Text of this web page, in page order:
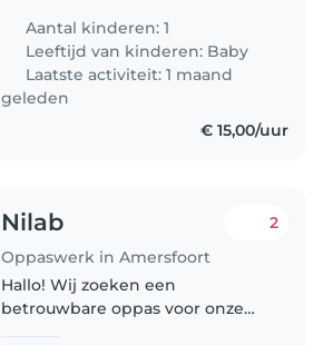
energetic 1-year-old. As
multilingual parents who speak
Dutch, English, and Mandarin,
we'd..
Aantal kinderen: 1
Leeftijd van kinderen: Baby
Laatste activiteit: 1 maand
geleden
€ 15,00/uur
Nilab
Oppaswerk in Amersfoort
2
Hallo! Wij zoeken een
betrouwbare oppas voor onze